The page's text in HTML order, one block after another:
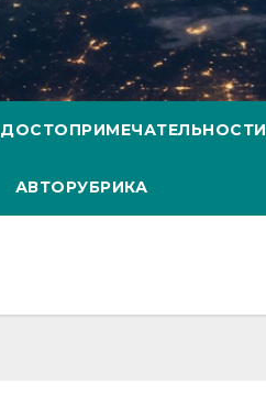
ДОСТОПРИМЕЧАТЕЛЬНОСТИ
АВТОРУБРИКА